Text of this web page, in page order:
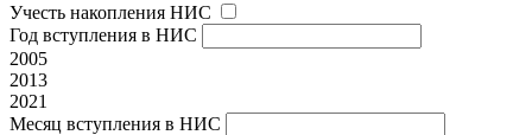
Учесть накопления НИС
Год вступления в НИС
2005
2013
2021
Месяц вступления в НИС